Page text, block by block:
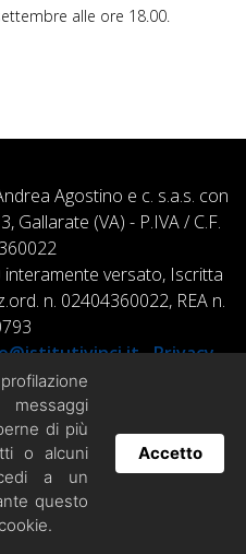
alle ore 18.00.
Agostino e c. s.a.s. con
Gallarate (VA) - P.IVA / C.F.
versato, Iscritta
n. 02404360022, REA n.
-Privacy
Chatta con noi!
di più
o alcuni
a un
questo
Accetto